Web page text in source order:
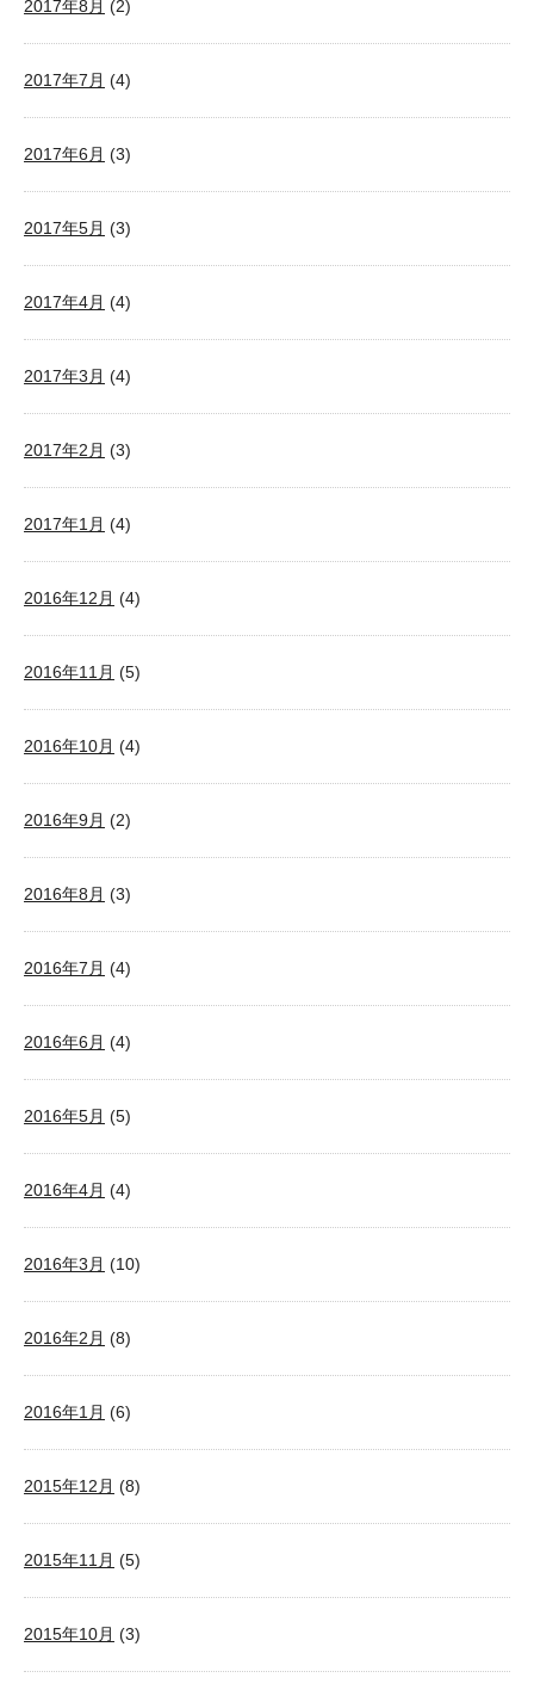
2017年8月 (2)
2017年7月 (4)
2017年6月 (3)
2017年5月 (3)
2017年4月 (4)
2017年3月 (4)
2017年2月 (3)
2017年1月 (4)
2016年12月 (4)
2016年11月 (5)
2016年10月 (4)
2016年9月 (2)
2016年8月 (3)
2016年7月 (4)
2016年6月 (4)
2016年5月 (5)
2016年4月 (4)
2016年3月 (10)
2016年2月 (8)
2016年1月 (6)
2015年12月 (8)
2015年11月 (5)
2015年10月 (3)